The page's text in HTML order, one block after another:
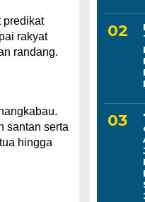
predikat
rakyat
randang.
santan serta
hingga